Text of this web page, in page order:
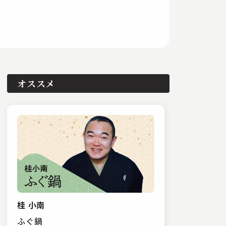
オススメ
桂 小南
ふぐ鍋